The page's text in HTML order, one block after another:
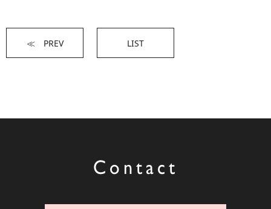
≪ PREV LIST
Contact